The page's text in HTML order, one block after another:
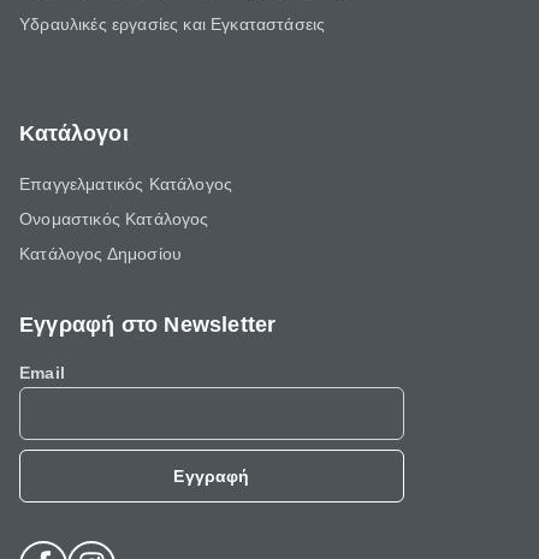
Υδραυλικές εργασίες και Εγκαταστάσεις
Κατάλογοι
Επαγγελματικός Κατάλογος
Ονομαστικός Κατάλογος
Κατάλογος Δημοσίου
Εγγραφή στο Newsletter
Email
Εγγραφή